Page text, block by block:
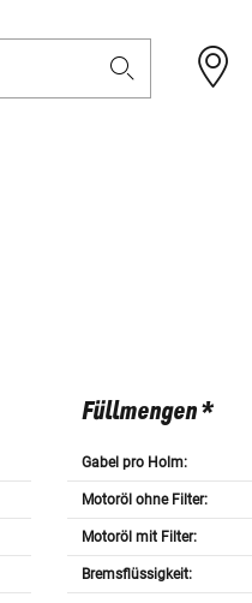
Füllmengen *
Gabel pro Holm:
Motoröl ohne Filter:
Motoröl mit Filter:
Bremsflüssigkeit: